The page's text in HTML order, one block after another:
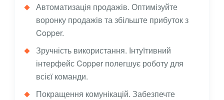
Автоматизація продажів. Оптимізуйте
воронку продажів та збільште прибуток з
Copper.
Зручність використання. Інтуїтивний
інтерфейс Copper полегшує роботу для
всієї команди.
Покращення комунікацій. Забезпечте